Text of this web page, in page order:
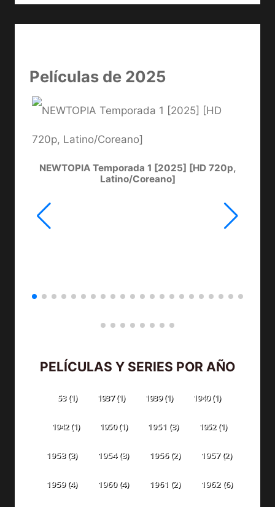
Películas de 2025
NEWTOPIA Temporada 1 [2025] [HD 720p,
Latino/Coreano]
PELÍCULAS Y SERIES POR AÑO
53(1) 1937(1) 1939(1) 1940(1)
1942(1) 1950(1) 1951 (3) 1952(1)
1953(3) 1954(3) 1956(2) 1957(2)
1959(4) 1960(4) 1961 (2) 1962(6)